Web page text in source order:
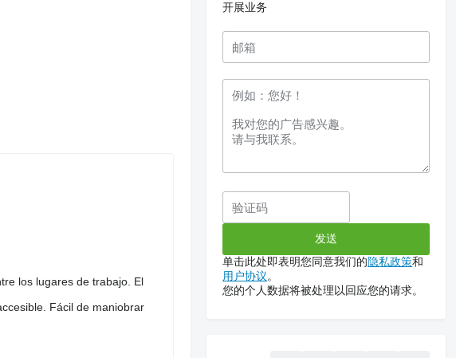
los lugares de trabajo. El
Fácil de maniobrar
开展业务
单击此处即表明您同意我们的隐私政策和
用户协议。
您的个人数据将被处理以回应您的请求。